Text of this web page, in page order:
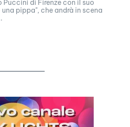
di Firenze con il suo
pippa", che andrà in scena